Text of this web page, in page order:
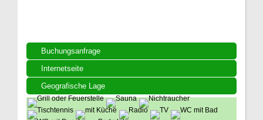
Buchungsanfrage
Internetseite
Geografische Lage